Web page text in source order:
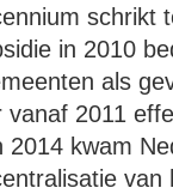
schrikt
in 2010
als
2011
2014 kwam